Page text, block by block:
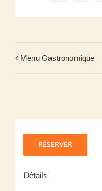
Menu Gastronomique
RÉSERVER
Détails